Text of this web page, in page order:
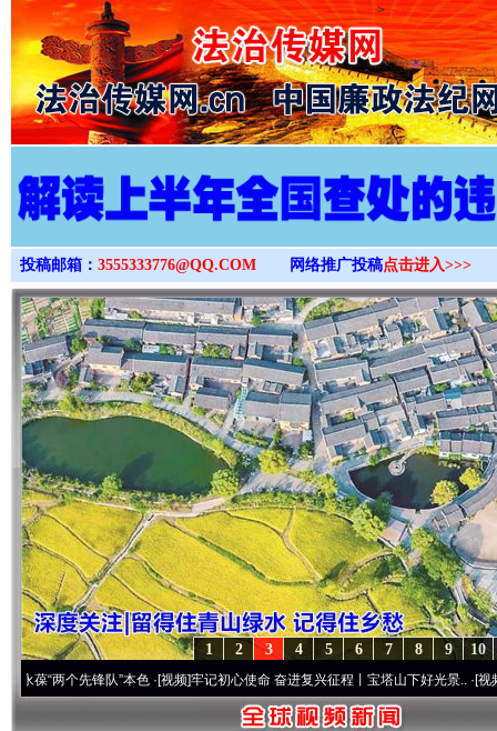
>
投稿邮箱： 3555333776@QQ.COM 网络推广投稿点击进入>>>
10
9
8
7
6
5
4
3
2
1
个先锋队”本色·[视频]牢记初心使命 奋进复兴征程丨宝塔山下好光景..·[视频]因党